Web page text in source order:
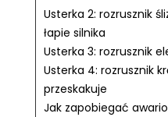
Usterka 2: rozrusznik
łapie silnika
Usterka 3: rozrusznik
Usterka 4: rozrusznik
przeskakuje
Jak zapobiegać